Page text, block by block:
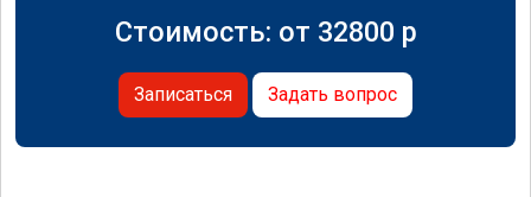
Стоимость: от 32800 p
Записаться Задать вопрос